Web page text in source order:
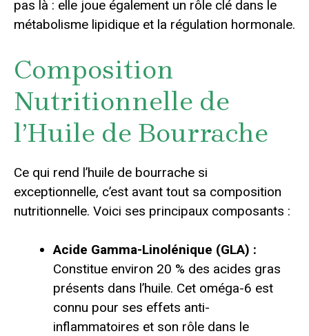
pas là : elle joue également un rôle clé dans le
métabolisme lipidique et la régulation hormonale.
Composition
Nutritionnelle de
l’Huile de Bourrache
Ce qui rend l’huile de bourrache si
exceptionnelle, c’est avant tout sa composition
nutritionnelle. Voici ses principaux composants :
Acide Gamma-Linolénique (GLA) :
Constitue environ 20 % des acides gras
présents dans l’huile. Cet oméga-6 est
connu pour ses effets anti-
inflammatoires et son rôle dans le